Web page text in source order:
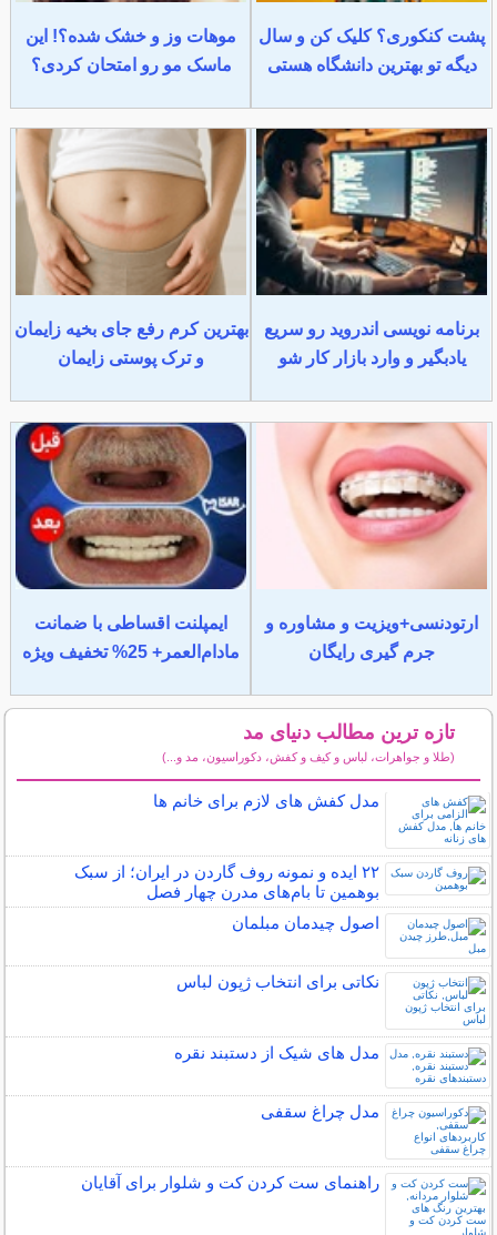
پشت کنکوری؟ کلیک کن و سال
دیگه تو بهترین دانشگاه هستی
موهات وز و خشک شده؟! این
ماسک مو رو امتحان کردی؟
برنامه نویسی اندروید رو سریع
یادبگیر و وارد بازار کار شو
بهترین کرم رفع جای بخیه زایمان
و ترک پوستی زایمان
ارتودنسی+ویزیت و مشاوره و
جرم گیری رایگان
ایمپلنت اقساطی با ضمانت
مادام‌العمر+ 25% تخفیف ویژه
تازه ترین مطالب دنیای مد
(طلا و جواهرات، لباس و کیف و کفش، دکوراسیون، مد و...)
مدل کفش های لازم برای خانم ها
۲۲ ایده و نمونه روف گاردن در ایران؛ از سبک
بوهمین تا بام‌های مدرن چهار فصل
اصول چیدمان مبلمان
نکاتی برای انتخاب ژپون لباس
مدل های شیک از دستبند نقره
مدل چراغ سقفی
راهنمای ست کردن کت و شلوار برای آقایان